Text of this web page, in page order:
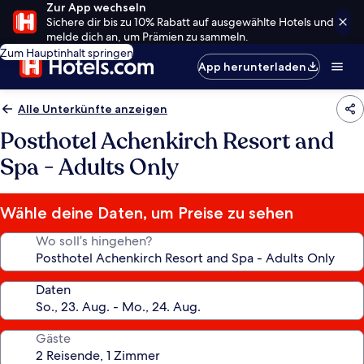
Zur App wechseln
Sichere dir bis zu 10% Rabatt auf ausgewählte Hotels und
melde dich an, um Prämien zu sammeln.
Zum Hauptinhalt springen
App herunterladen
Alle Unterkünfte anzeigen
Posthotel Achenkirch Resort and
Spa - Adults Only
Wähle deine Daten, um Preise zu sehen
Wo soll’s hingehen?
Daten
Gäste